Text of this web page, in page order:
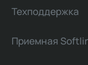
Техподдержка
Приемная